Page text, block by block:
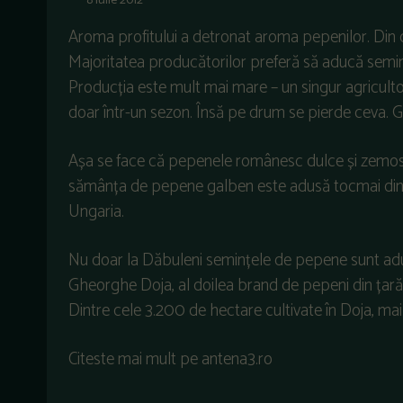
Aroma profitului a detronat aroma pepenilor.
Majoritatea producătorilor preferă să aducă
Producția este mult mai mare – un singur
doar într-un sezon. Însă pe drum se pierde ceva.
Așa se face că pepenele românesc dulce și
sămânța de pepene galben este adusă tocmai
Ungaria.
Nu doar la Dăbuleni semințele de pepene sunt
Gheorghe Doja, al doilea brand de pepeni din
Dintre cele 3.200 de hectare cultivate în Doja,
Citeste mai mult pe antena3.ro